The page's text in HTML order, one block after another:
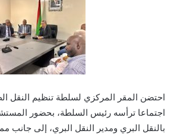
احتضن المقر المركزي لسلطة تنظيم النقل
اجتماعا ترأسه رئيس السلطة، بحضور
بالنقل البري ومدير النقل البري، إلى جانب